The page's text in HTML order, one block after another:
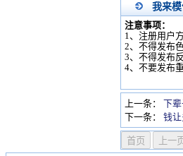
我来
注意事项：
1、注册用户
2、不得发布
3、不得发布
4、不要发布
上一条：
下
下一条：
钱